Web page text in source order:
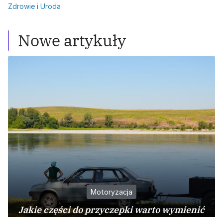
Zdrowie i Uroda
Nowe artykuły
Motoryzacja
Jakie części do przyczepki warto wymienić